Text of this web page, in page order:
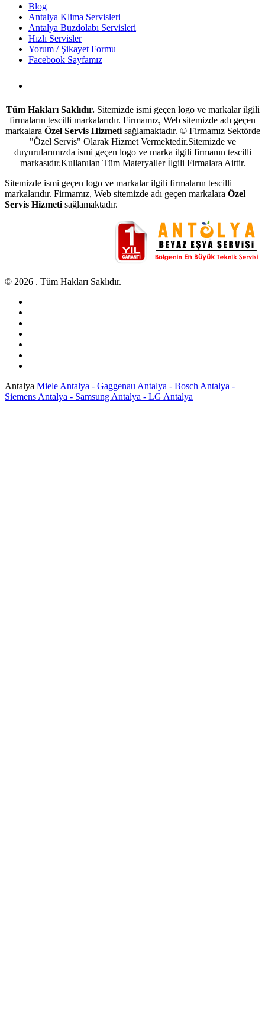
Blog
Antalya Klima Servisleri
Antalya Buzdolabı Servisleri
Hızlı Servisler
Yorum / Şikayet Formu
Facebook Sayfamız
Tüm Hakları Saklıdır. Sitemizde ismi geçen logo ve markalar ilgili
firmaların tescilli markalarıdır. Firmamız, Web sitemizde adı geçen
markalara Özel Servis Hizmetisağlamaktadır. © Firmamız Sektörde
"Özel Servis" Olarak Hizmet Vermektedir.Sitemizde ve
duyurularımızda ismi geçen logo ve marka ilgili firmanın tescilli
markasıdır.Kullanılan Tüm Materyaller İlgili Firmalara Aittir.
Sitemizde ismi geçen logo ve markalar ilgili firmaların tescilli
markalarıdır. Firmamız, Web sitemizde adı geçen markalara Özel
Servis Hizmeti sağlamaktadır.
© 2026 . Tüm Hakları Saklıdır.
Antalya Miele Antalya - Gaggenau Antalya - Bosch Antalya -
Siemens Antalya - Samsung Antalya - LG Antalya